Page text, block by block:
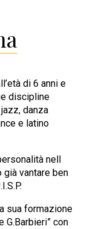
di 6 anni e
discipline
danza
e latino
nell
già vantare ben
sua formazione
G.Barbieri” con